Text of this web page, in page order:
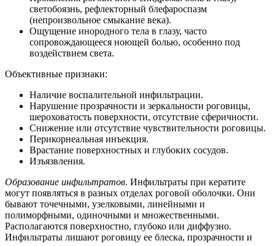
светобоязнь, рефлекторный блефароспазм
(непроизвольное смыкание века).
Ощущение инородного тела в глазу, часто
сопровождающееся ноющей болью, особенно под
воздействием света.
Объективные признаки:
Наличие воспалительной инфильтрации.
Нарушение прозрачности и зеркальности роговицы,
шероховатость поверхности, отсутствие сферичности.
Снижение или отсутствие чувствительности роговицы.
Перикорнеальная инъекция.
Врастание поверхностных и глубоких сосудов.
Изъязвления.
Образование инфильтратов. Инфильтраты при кератите
могут появляться в разных отделах роговой оболочки. Они
бывают точечными, узелковыми, линейными и
полиморфными, одиночными и множественными.
Располагаются поверхностно, глубоко или диффузно.
Инфильтраты лишают роговицу ее блеска, прозрачности и